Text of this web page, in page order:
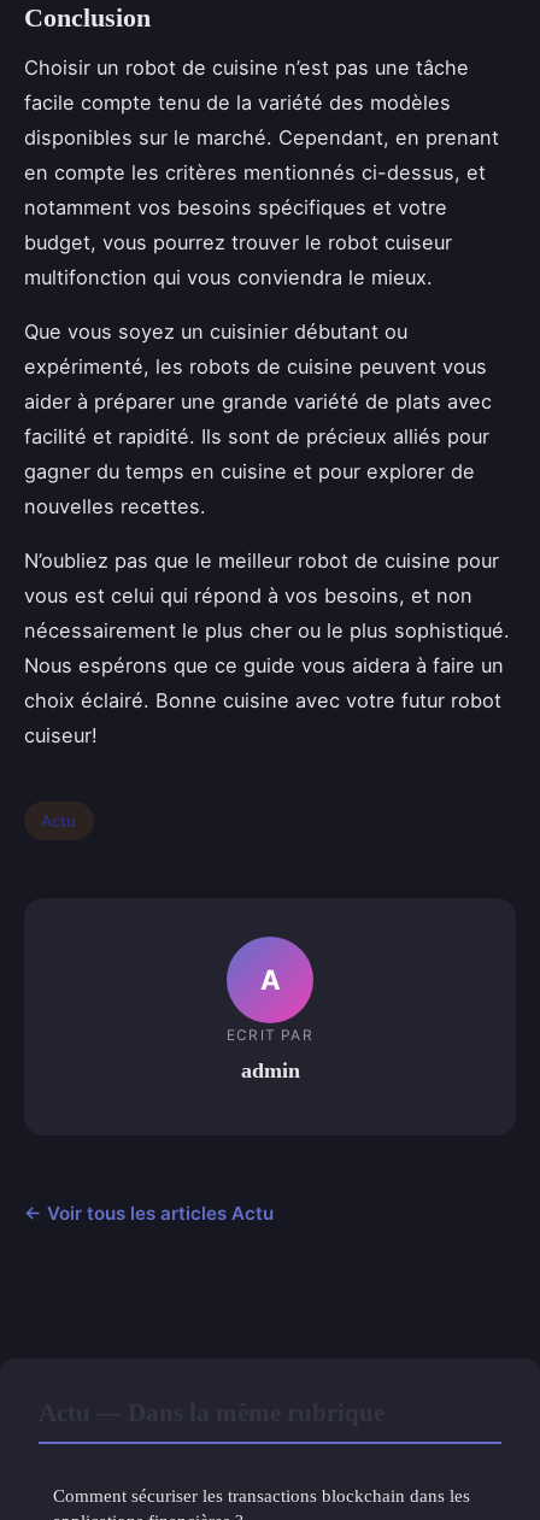
Conclusion
Choisir un robot de cuisine n’est pas une tâche
facile compte tenu de la variété des modèles
disponibles sur le marché. Cependant, en prenant
en compte les critères mentionnés ci-dessus, et
notamment vos besoins spécifiques et votre
budget, vous pourrez trouver le robot cuiseur
multifonction qui vous conviendra le mieux.
Que vous soyez un cuisinier débutant ou
expérimenté, les robots de cuisine peuvent vous
aider à préparer une grande variété de plats avec
facilité et rapidité. Ils sont de précieux alliés pour
gagner du temps en cuisine et pour explorer de
nouvelles recettes.
N’oubliez pas que le meilleur robot de cuisine pour
vous est celui qui répond à vos besoins, et non
nécessairement le plus cher ou le plus sophistiqué.
Nous espérons que ce guide vous aidera à faire un
choix éclairé. Bonne cuisine avec votre futur robot
cuiseur!
Actu
A
ECRIT PAR
admin
← Voir tous les articles Actu
Comment sécuriser les transactions blockchain dans les